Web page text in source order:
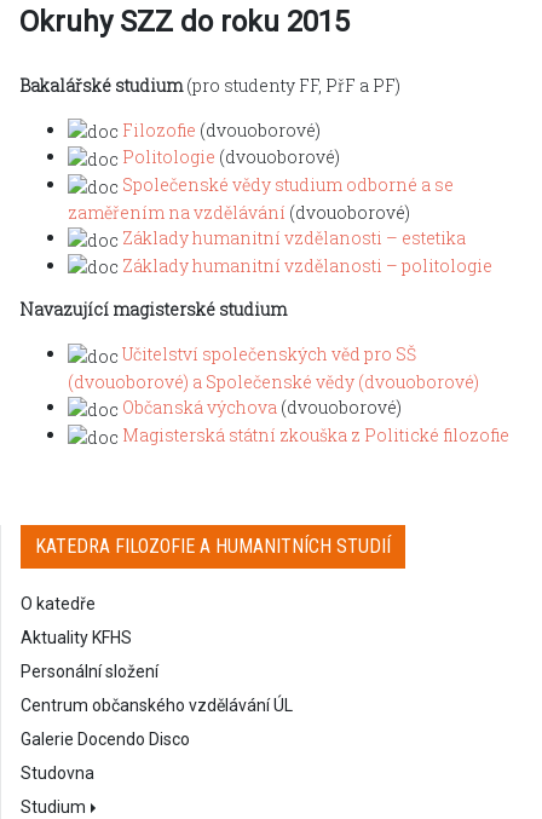
Okruhy SZZ do roku 2015
Bakalářské studium(pro studenty FF, PřF a PF)
Filozofie (dvouoborové)
Politologie (dvouoborové)
Společenské vědy studium odborné a se
zaměřením na vzdělávání (dvouoborové)
Základy humanitní vzdělanosti – estetika
Základy humanitní vzdělanosti – politologie
Navazující magisterské studium
Učitelství společenských věd pro SŠ
(dvouoborové) a Společenské vědy (dvouoborové)
Občanská výchova (dvouoborové)
Magisterská státní zkouška z Politické filozofie
KATEDRA FILOZOFIE A HUMANITNÍCH STUDIÍ
O katedře
Aktuality KFHS
Personální složení
Centrum občanského vzdělávání ÚL
Galerie Docendo Disco
Studovna
Studium